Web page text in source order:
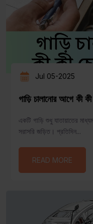
Jul 05-2025
গাড়ি চালানোর আগে কী
একটি গাড়ি শুধু যাতায়াতের
সরাসরি জড়িত। প্রতিদিন...
READ MORE